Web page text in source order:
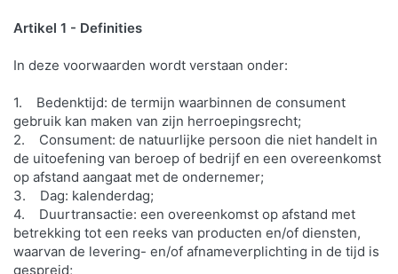
Artikel 1 - Definities
In deze voorwaarden wordt verstaan onder:
1. Bedenktijd: de termijn waarbinnen de consument
gebruik kan maken van zijn herroepingsrecht;
2. Consument: de natuurlijke persoon die niet handelt in
de uitoefening van beroep of bedrijf en een overeenkomst
op afstand aangaat met de ondernemer;
3. Dag: kalenderdag;
4. Duurtransactie: een overeenkomst op afstand met
betrekking tot een reeks van producten en/of diensten,
waarvan de levering- en/of afnameverplichting in de tijd is
gespreid;